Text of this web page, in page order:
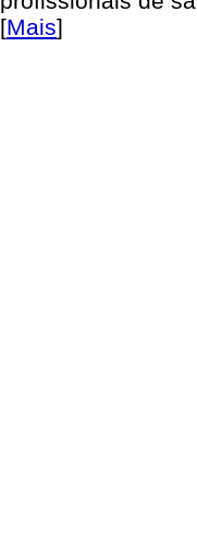
[Mais]